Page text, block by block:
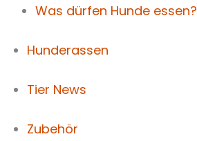
Was dürfen Hunde essen?
Hunderassen
Tier News
Zubehör